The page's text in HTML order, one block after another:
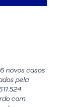
novos casos
pela
com